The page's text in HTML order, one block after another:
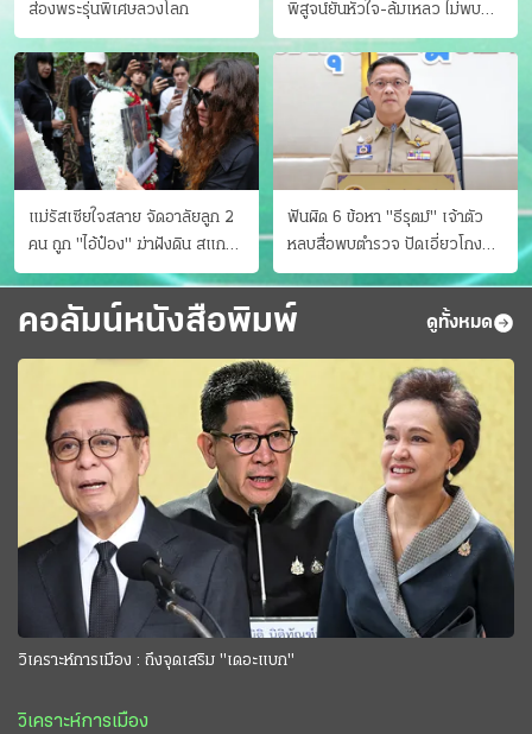
ส่องพระรุ่นพิเศษลวงโลก
พิสูจน์ยันหัวใจ-ล้มเหลว ไม่พบ
บาดแผล
แม่รัสเซียใจสลาย จัดอาลัยลูก 2
คน ถูก "ไอ้ป๋อง" ฆ่าฝังดิน สแกน
ไม่มีศพเพิ่ม
ฟันผิด 6 ข้อหา "ธีรุตม์" เจ้าตัว
หลบสื่อพบตำรวจ ปัดเอี่ยวโกง
สอบท้องถิ่น จ่อบี้รํ่ารวยมากปกติ
คอลัมน์หนังสือพิมพ์ ดูทั้งหมด
วิเคราะห์การเมือง : ถึงจุดเสริม "เดอะแบก"
วิเคราะห์การเมือง